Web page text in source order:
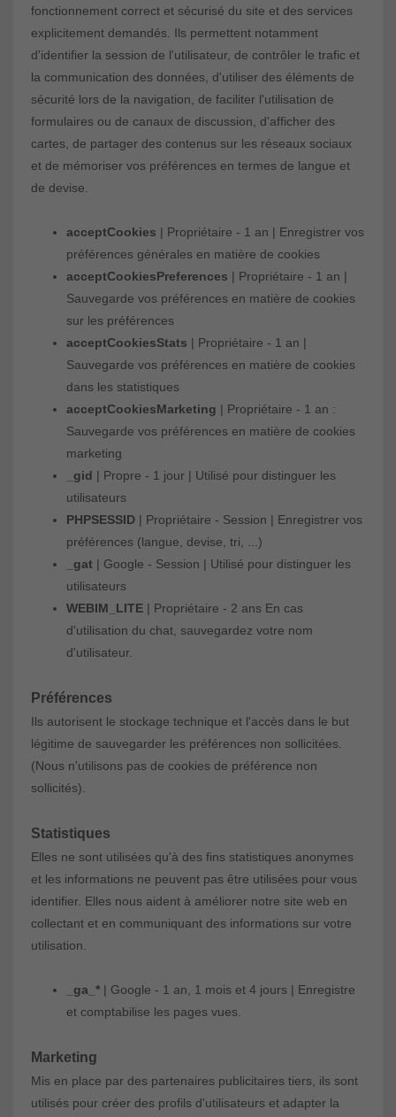
fonctionnement correct et sécurisé du site et des services
explicitement demandés. Ils permettent notamment
d'identifier la session de l'utilisateur, de contrôler le trafic et
la communication des données, d'utiliser des éléments de
sécurité lors de la navigation, de faciliter l'utilisation de
formulaires ou de canaux de discussion, d'afficher des
cartes, de partager des contenus sur les réseaux sociaux
et de mémoriser vos préférences en termes de langue et
de devise.
acceptCookies | Propriétaire - 1 an | Enregistrer vos
préférences générales en matière de cookies
acceptCookiesPreferences | Propriétaire - 1 an |
Sauvegarde vos préférences en matière de cookies
sur les préférences
acceptCookiesStats | Propriétaire - 1 an |
Sauvegarde vos préférences en matière de cookies
dans les statistiques
acceptCookiesMarketing | Propriétaire - 1 an :
Sauvegarde vos préférences en matière de cookies
marketing
_gid | Propre - 1 jour | Utilisé pour distinguer les
utilisateurs
PHPSESSID | Propriétaire - Session | Enregistrer vos
préférences (langue, devise, tri, ...)
_gat | Google - Session | Utilisé pour distinguer les
utilisateurs
WEBIM_LITE | Propriétaire - 2 ans En cas
d'utilisation du chat, sauvegardez votre nom
d'utilisateur.
Préférences
Ils autorisent le stockage technique et l'accès dans le but
légitime de sauvegarder les préférences non sollicitées.
(Nous n'utilisons pas de cookies de préférence non
sollicités).
Statistiques
Elles ne sont utilisées qu'à des fins statistiques anonymes
et les informations ne peuvent pas être utilisées pour vous
identifier. Elles nous aident à améliorer notre site web en
collectant et en communiquant des informations sur votre
utilisation.
_ga_* | Google - 1 an, 1 mois et 4 jours | Enregistre
et comptabilise les pages vues.
Marketing
Mis en place par des partenaires publicitaires tiers, ils sont
utilisés pour créer des profils d'utilisateurs et adapter la